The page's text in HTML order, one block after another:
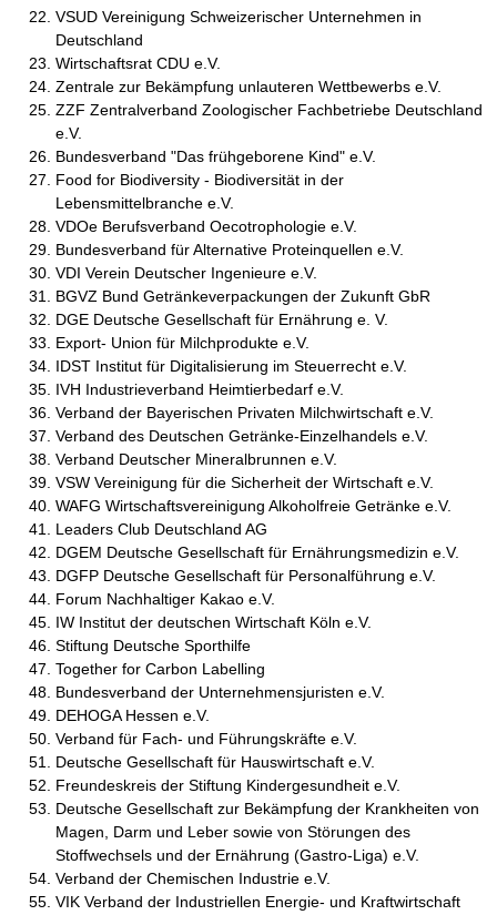
VSUD Vereinigung Schweizerischer Unternehmen in
Deutschland
Wirtschaftsrat CDU e.V.
Zentrale zur Bekämpfung unlauteren Wettbewerbs e.V.
ZZF Zentralverband Zoologischer Fachbetriebe Deutschland
e.V.
Bundesverband "Das frühgeborene Kind" e.V.
Food for Biodiversity - Biodiversität in der
Lebensmittelbranche e.V.
VDOe Berufsverband Oecotrophologie e.V.
Bundesverband für Alternative Proteinquellen e.V.
VDI Verein Deutscher Ingenieure e.V.
BGVZ Bund Getränkeverpackungen der Zukunft GbR
DGE Deutsche Gesellschaft für Ernährung e. V.
Export- Union für Milchprodukte e.V.
IDST Institut für Digitalisierung im Steuerrecht e.V.
IVH Industrieverband Heimtierbedarf e.V.
Verband der Bayerischen Privaten Milchwirtschaft e.V.
Verband des Deutschen Getränke-Einzelhandels e.V.
Verband Deutscher Mineralbrunnen e.V.
VSW Vereinigung für die Sicherheit der Wirtschaft e.V.
WAFG Wirtschaftsvereinigung Alkoholfreie Getränke e.V.
Leaders Club Deutschland AG
DGEM Deutsche Gesellschaft für Ernährungsmedizin e.V.
DGFP Deutsche Gesellschaft für Personalführung e.V.
Forum Nachhaltiger Kakao e.V.
IW Institut der deutschen Wirtschaft Köln e.V.
Stiftung Deutsche Sporthilfe
Together for Carbon Labelling
Bundesverband der Unternehmensjuristen e.V.
DEHOGA Hessen e.V.
Verband für Fach- und Führungskräfte e.V.
Deutsche Gesellschaft für Hauswirtschaft e.V.
Freundeskreis der Stiftung Kindergesundheit e.V.
Deutsche Gesellschaft zur Bekämpfung der Krankheiten von
Magen, Darm und Leber sowie von Störungen des
Stoffwechsels und der Ernährung (Gastro-Liga) e.V.
Verband der Chemischen Industrie e.V.
VIK Verband der Industriellen Energie- und Kraftwirtschaft